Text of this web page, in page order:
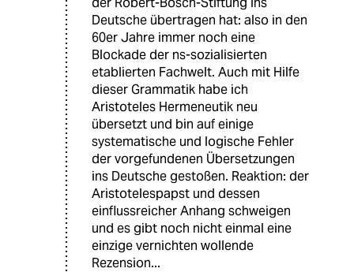
Deutsche übertragen hat: also in den
60er Jahre immer noch eine
Blockade der ns-sozialisierten
etablierten Fachwelt. Auch mit Hilfe
dieser Grammatik habe ich
Aristoteles Hermeneutik neu
übersetzt und bin auf einige
systematische und logische Fehler
der vorgefundenen Übersetzungen
ins Deutsche gestoßen. Reaktion: der
Aristotelespapst und dessen
einflussreicher Anhang schweigen
und es gibt noch nicht einmal eine
einzige vernichten wollende
Rezension...